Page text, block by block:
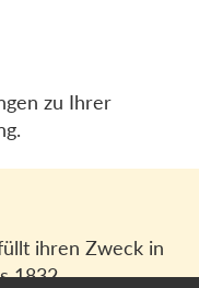
zu Ihrer
ihren Zweck in
1832